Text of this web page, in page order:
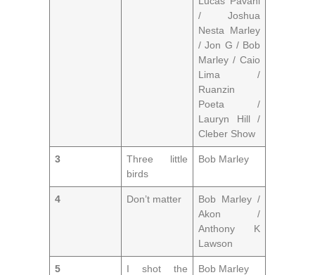
/ Joshua
Nesta Marley
/ Jon G / Bob
Marley / Caio
Lima /
Ruanzin
Poeta /
Lauryn Hill /
Cleber Show
3
Three little
birds
Bob Marley
4 Don’t matter
Bob Marley /
Akon /
Anthony K
Lawson
5
I shot the
Bob Marley